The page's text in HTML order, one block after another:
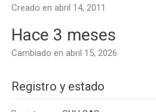
Creado en abril 14, 2011
Hace 3 meses
Cambiado en abril 15, 2026
Registro y estado